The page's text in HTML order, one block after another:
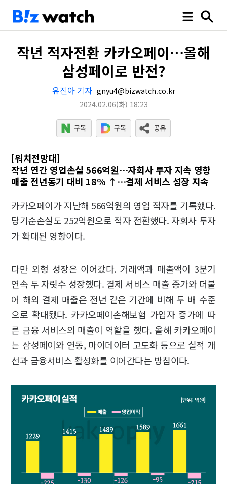
작년 적자전환 카카오페이…올해
삼성페이로 반전?
유진아 기자 gnyu4@bizwatch.co.kr
2024.02.06(화) 18:23
[워치전망대]
작년 연간 영업손실 566억원…자회사 투자 지속 영향
매출 전년동기 대비 18% ↑…결제 서비스 성장 지속
카카오페이가 지난해 566억원의 영업 적자를 기록했다.
당기순손실도 252억원으로 적자 전환했다. 자회사 투자
가 확대된 영향이다.
다만 외형 성장은 이어갔다. 거래액과 매출액이 3분기
연속 두 자릿수 성장했다. 결제 서비스 매출 증가와 더불
어 해외 결제 매출은 전년 같은 기간에 비해 두 배 수준
으로 확대됐다. 카카오페이손해보험 가입자 증가에 따
른 금융 서비스의 매출이 역할을 했다. 올해 카카오페이
는 삼성페이와 연동, 마이데이터 고도화 등으로 실적 개
선과 금융서비스 활성화를 이어간다는 방침이다.